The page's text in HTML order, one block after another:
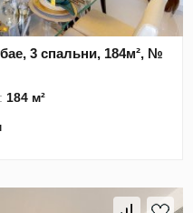
3 спальни, 184м², №
184 м²